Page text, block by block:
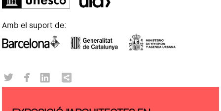
Amb el suport de: